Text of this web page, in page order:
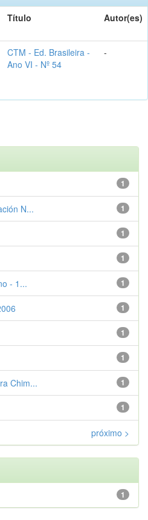
Título Autor(es)
CTM - Ed. Brasileira -
Ano VI - Nº 54
-
1
1
N...
1
1
1
- 1...
1
1
1
1
Chim...
1
próximo >
1